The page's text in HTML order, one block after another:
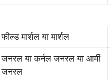
फील्ड मार्शल या मार्शल
जनरल या कर्नल जनरल या आर्मी
जनरल